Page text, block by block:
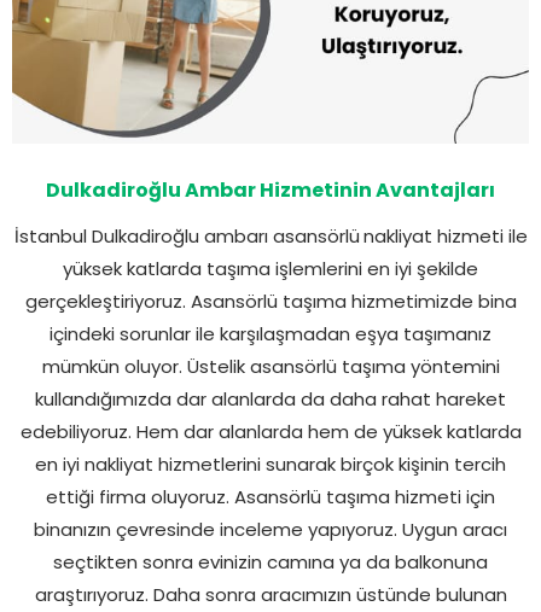
Dulkadiroğlu Ambar Hizmetinin Avantajları
İstanbul Dulkadiroğlu ambarı asansörlünakliyat hizmeti ile
yüksek katlarda taşıma işlemlerini en iyi şekilde
gerçekleştiriyoruz. Asansörlü taşıma hizmetimizde bina
içindeki sorunlar ile karşılaşmadan eşya taşımanız
mümkün oluyor. Üstelik asansörlü taşıma yöntemini
kullandığımızda dar alanlarda da daha rahat hareket
edebiliyoruz. Hem dar alanlarda hem de yüksek katlarda
en iyi nakliyat hizmetlerini sunarak birçok kişinin tercih
ettiği firma oluyoruz. Asansörlü taşıma hizmeti için
binanızın çevresinde inceleme yapıyoruz. Uygun aracı
seçtikten sonra evinizin camına ya da balkonuna
araştırıyoruz. Daha sonra aracımızın üstünde bulunan